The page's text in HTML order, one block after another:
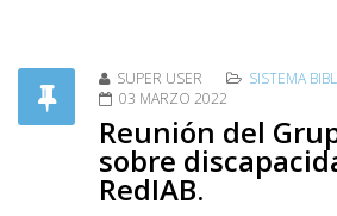
SUPER USER
SISTEMA
03 MARZO 2022
Reunión del
sobre
RedIAB.